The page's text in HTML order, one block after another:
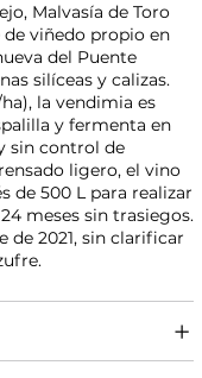
Malvasía de Toro
viñedo propio en
del Puente
silíceas y calizas.
la vendimia es
y fermenta en
sin control de
ligero, el vino
de 500 L para realizar
meses sin trasiegos.
de 2021, sin clarificar